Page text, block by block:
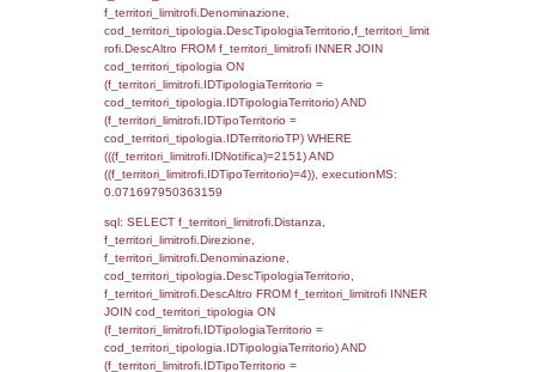
d1_controlli.Email, d1_controlli.Pec FROM
INNER JOIN d1_controlli ON
d1_controlli.UntAmmTerr where
executionMS: 0.021275043487549
sql: SELECT * FROM d2_autorizzazioni
IDNotifica=2151, executionMS:
StatoIspezione,
'%d/%m/%Y') as DataApertura,
DATE_FORMAT(DataChiusura, '%d/%m/
DataChiusura,
'%d/%m/%Y') as DataUltimoPIR FROM